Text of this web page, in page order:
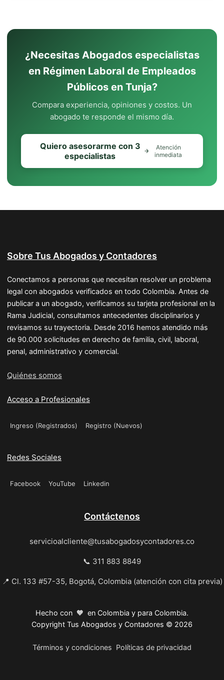
¿Necesitas Abogados especialistas
en Régimen Laboral de Empleados
Públicos en Tunja?
Compara experiencia, opiniones y costos. Un
abogado te responde el mismo día.
Quiero asesorarme con 3
especialistas
Atención
inmediata
Sobre Tus Abogados y Contadores
Conectamos a personas que necesitan resolver un problema
legal con abogados verificados en todo Colombia. Antes de
publicar a un abogado, verificamos su tarjeta profesional en la
Rama Judicial, consultamos antecedentes disciplinarios y
revisamos su trayectoria. Desde 2016 hemos atendido más
de 90.000 solicitudes en derecho de familia, civil, laboral,
penal, administrativo y comercial.
Quiénes somos
Acceso a Profesionales
Ingreso (Registrados) Registro (Nuevos)
Redes Sociales
Facebook YouTube Linkedin
Contáctenos
servicioalcliente@tusabogadosycontadores.co
📞 311 883 8849
📍 Cl. 133 #57-35, Bogotá, Colombia (atención con cita previa)
Hecho con 🧡 en Colombia y para Colombia.
Copyright Tus Abogados y Contadores © 2026
Términos y condiciones Políticas de privacidad